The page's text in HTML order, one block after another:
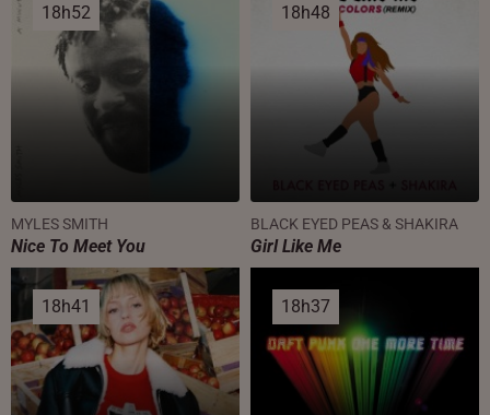
18h52
18h52
MYLES SMITH
Nice To Meet You
18h48
18h48
BLACK EYED PEAS & SHAKIRA
Girl Like Me
18h41
18h41 18h37
18h37